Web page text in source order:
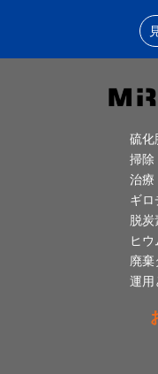
硫化
掃除
治療
ギロ
脱炭
ヒ
廃棄
運用